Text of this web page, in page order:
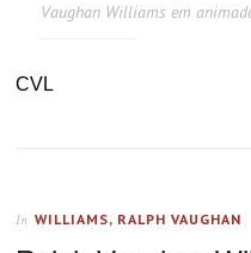
Vaughan Williams em
CVL
In WILLIAMS, RALPH VAUGHAN